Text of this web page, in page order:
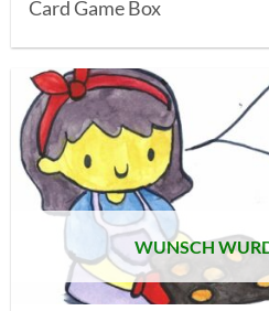
Card Game Box
WUNSCH